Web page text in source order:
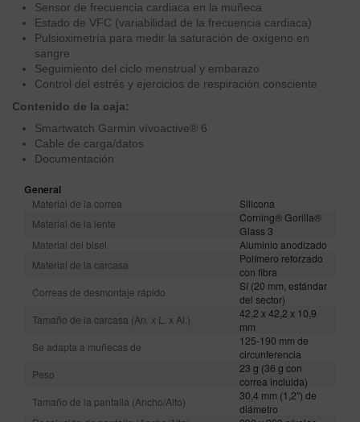
Sensor de frecuencia cardiaca en la muñeca
Estado de VFC (variabilidad de la frecuencia cardiaca)
Pulsioximetría para medir la saturación de oxígeno en
sangre
Seguimiento del ciclo menstrual y embarazo
Control del estrés y ejercicios de respiración consciente
Contenido de la caja:
Smartwatch Garmin vívoactive® 6
Cable de carga/datos
Documentación
General
Material de la correa
Silicona
Material de la lente
Corning® Gorilla®
Glass 3
Material del bisel
Aluminio anodizado
Material de la carcasa
Polímero reforzado
con fibra
Correas de desmontaje rápido
Sí (20 mm, estándar
del sector)
Tamaño de la carcasa (An. x L. x Al.)
42,2 x 42,2 x 10,9
mm
Se adapta a muñecas de
125-190 mm de
circunferencia
Peso
23 g (36 g con
correa incluida)
Tamaño de la pantalla (Ancho/Alto)
30,4 mm (1,2″) de
diámetro